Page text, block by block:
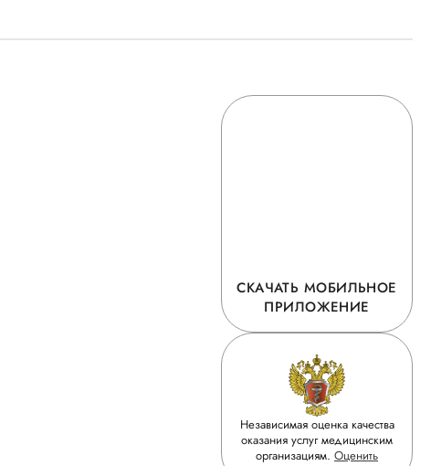
СКАЧАТЬ МОБИЛЬНОЕ
ПРИЛОЖЕНИЕ
Независимая оценка качества
оказания услуг медицинским
организациям. Оценить